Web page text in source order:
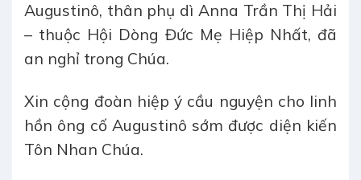
Augustinô, thân phụ dì Anna Trần Thị Hải
– thuộc Hội Dòng Đức Mẹ Hiệp Nhất, đã
an nghỉ trong Chúa.
Xin cộng đoàn hiệp ý cầu nguyện cho linh
hồn ông cố Augustinô sớm được diện kiến
Tôn Nhan Chúa.